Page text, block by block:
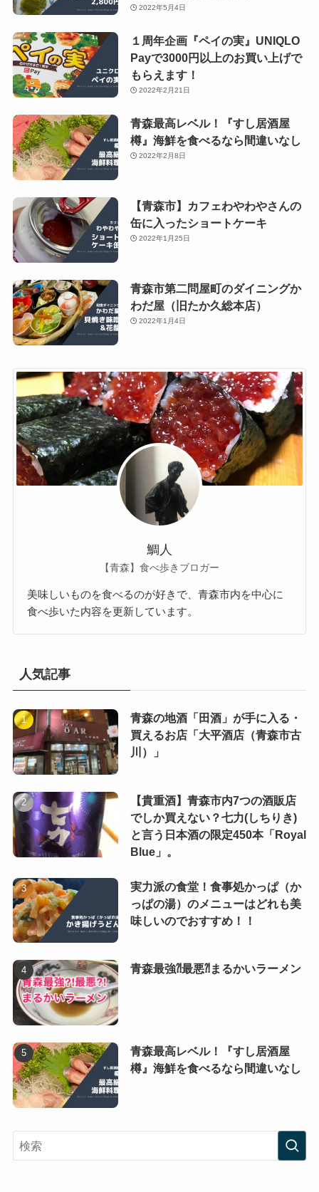
2022年5月4日
１周年企画『ペイの実』UNIQLO
Payで3000円以上のお買い上げで
もらえます！
2022年2月21日
青森最高レベル！『すし居酒屋
樽』海鮮を食べるなら間違いなし
2022年2月8日
【青森市】カフェわやわやさんの
缶に入ったショートケーキ
2022年1月25日
青森市第二問屋町のダイニングか
わだ屋（旧たか久総本店）
2022年1月4日
鯛人
【青森】食べ歩きブロガー
美味しいものを食べるのが好きで、青森市内を中心に
食べ歩いた内容を更新しています。
人気記事
青森の地酒「田酒」が手に入る・
買えるお店「大平酒店（青森市古
川）」
【貴重酒】青森市内7つの酒販店
でしか買えない？七力(しちりき)
と言う日本酒の限定450本「Royal
Blue」。
実力派の食堂！食事処かっぱ（か
っぱの湯）のメニューはどれも美
味しいのでおすすめ！！
青森最強⁈最悪⁈まるかいラーメン
青森最高レベル！『すし居酒屋
樽』海鮮を食べるなら間違いなし